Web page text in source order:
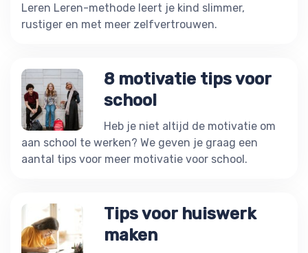
Leren Leren-methode leert je kind slimmer,
rustiger en met meer zelfvertrouwen.
8 motivatie tips voor
school
Heb je niet altijd de motivatie om
aan school te werken? We geven je graag een
aantal tips voor meer motivatie voor school.
Tips voor huiswerk
maken